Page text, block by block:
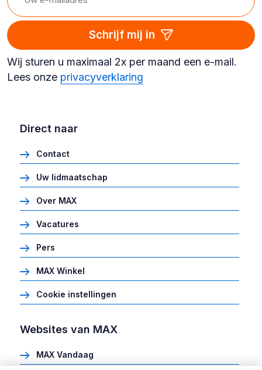
Schrijf mij in
Wij sturen u maximaal 2x per maand een e-mail.
Lees onze privacyverklaring
Direct naar
Contact
Uw lidmaatschap
Over MAX
Vacatures
Pers
MAX Winkel
Cookie instellingen
Websites van MAX
MAX Vandaag